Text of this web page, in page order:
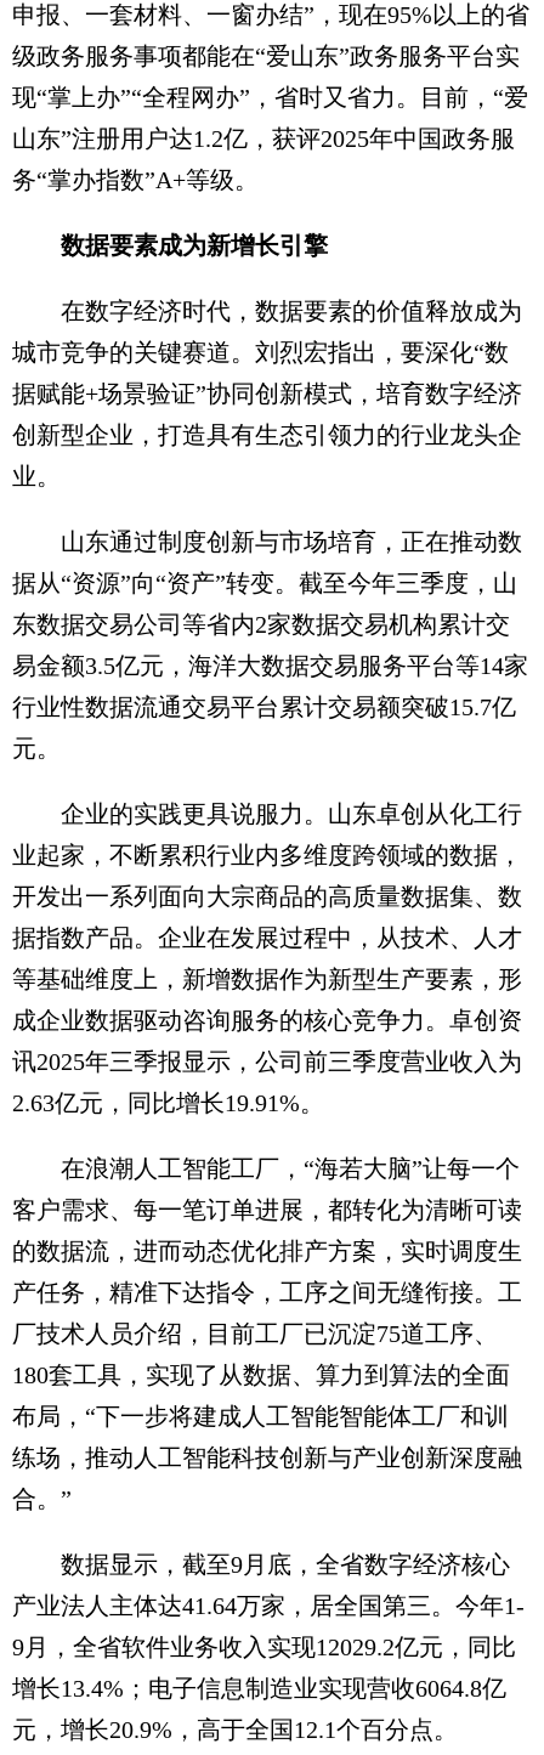
申报、一套材料、一窗办结”，现在95%以上的省
级政务服务事项都能在“爱山东”政务服务平台实
现“掌上办”“全程网办”，省时又省力。目前，“爱
山东”注册用户达1.2亿，获评2025年中国政务服
务“掌办指数”A+等级。
数据要素成为新增长引擎
在数字经济时代，数据要素的价值释放成为
城市竞争的关键赛道。刘烈宏指出，要深化“数
据赋能+场景验证”协同创新模式，培育数字经济
创新型企业，打造具有生态引领力的行业龙头企
业。
山东通过制度创新与市场培育，正在推动数
据从“资源”向“资产”转变。截至今年三季度，山
东数据交易公司等省内2家数据交易机构累计交
易金额3.5亿元，海洋大数据交易服务平台等14家
行业性数据流通交易平台累计交易额突破15.7亿
元。
企业的实践更具说服力。山东卓创从化工行
业起家，不断累积行业内多维度跨领域的数据，
开发出一系列面向大宗商品的高质量数据集、数
据指数产品。企业在发展过程中，从技术、人才
等基础维度上，新增数据作为新型生产要素，形
成企业数据驱动咨询服务的核心竞争力。卓创资
讯2025年三季报显示，公司前三季度营业收入为
2.63亿元，同比增长19.91%。
在浪潮人工智能工厂，“海若大脑”让每一个
客户需求、每一笔订单进展，都转化为清晰可读
的数据流，进而动态优化排产方案，实时调度生
产任务，精准下达指令，工序之间无缝衔接。工
厂技术人员介绍，目前工厂已沉淀75道工序、
180套工具，实现了从数据、算力到算法的全面
布局，“下一步将建成人工智能智能体工厂和训
练场，推动人工智能科技创新与产业创新深度融
合。”
数据显示，截至9月底，全省数字经济核心
产业法人主体达41.64万家，居全国第三。今年1-
9月，全省软件业务收入实现12029.2亿元，同比
增长13.4%；电子信息制造业实现营收6064.8亿
元，增长20.9%，高于全国12.1个百分点。